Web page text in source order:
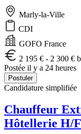
Marly-la-Ville
CDI
GOFO France
2 195 € - 2 300 €
Postée il y a 24 heures
Postuler
Candidature simplifiée
Chauffeur
Hôtellerie H/F